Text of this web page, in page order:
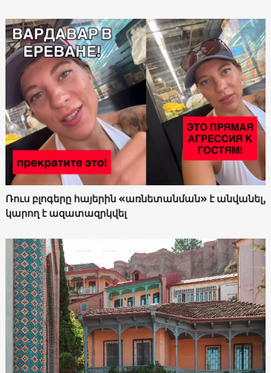
Ռուս բլոգերը հայերին «առնետանման» է անվանել,
կարող է ազատազրկվել